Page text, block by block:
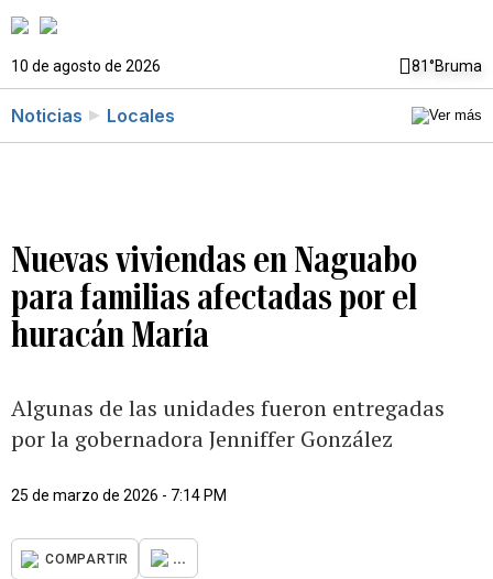
10 de agosto de 2026 81°Bruma
Noticias Locales
Nuevas viviendas en Naguabo
para familias afectadas por el
huracán María
Algunas de las unidades fueron entregadas
por la gobernadora Jenniffer González
25 de marzo de 2026 - 7:14 PM
COMPARTIR ...